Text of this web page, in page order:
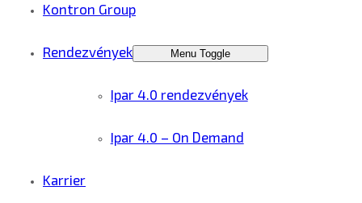
Kontron Group
Rendezvények Menu Toggle
Ipar 4.0 rendezvények
Ipar 4.0 – On Demand
Karrier